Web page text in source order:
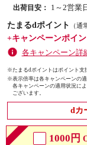
出荷目安：
1～2営業
たまるdポイント
（通
+キャンペーンポイン
各キャンペーン詳
※たまるdポイントはポイント支
※表示倍率は各キャンペーンの
各キャンペーンの適用状況に
ございます。
dカ
1000円